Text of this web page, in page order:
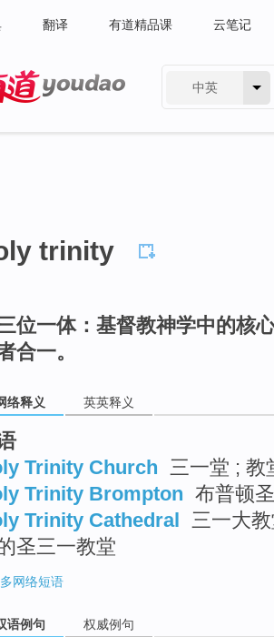
翻译 有道精品课 云笔记
中英
trinity
位一体：基督教神学中的核
合一。
络释义 英英释义
Trinity Church
三一堂 ; 教
Trinity Brompton 布普顿
Trinity Cathedral
三一大
圣三一教堂
网络短语
语例句 权威例句